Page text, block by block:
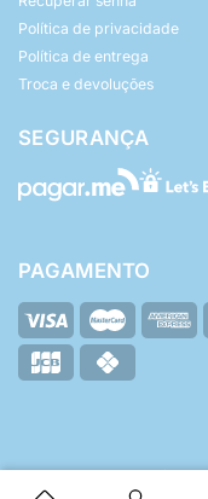
Política de privacidade
Política de entrega
Troca e devoluções
SEGURANÇA
PAGAMENTO
© Yasmin